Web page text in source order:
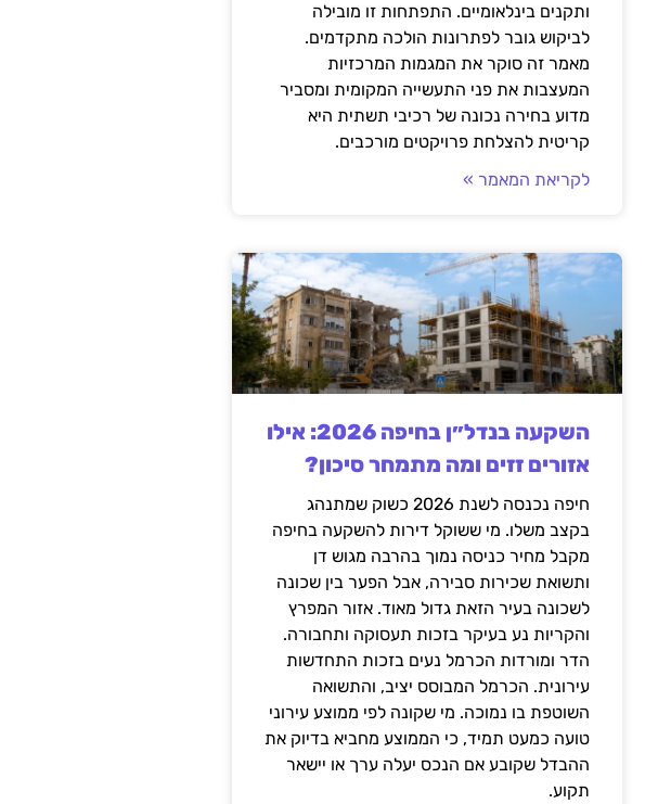
ותקנים בינלאומיים. התפתחות זו מובילה
לביקוש גובר לפתרונות הולכה מתקדמים.
מאמר זה סוקר את המגמות המרכזיות
המעצבות את פני התעשייה המקומית ומסביר
מדוע בחירה נכונה של רכיבי תשתית היא
קריטית להצלחת פרויקטים מורכבים.
לקריאת המאמר »
השקעה בנדל״ן בחיפה 2026: אילו
אזורים זזים ומה מתמחר סיכון?
חיפה נכנסה לשנת 2026 כשוק שמתנהג
בקצב משלו. מי ששוקל דירות להשקעה בחיפה
מקבל מחיר כניסה נמוך בהרבה מגוש דן
ותשואת שכירות סבירה, אבל הפער בין שכונה
לשכונה בעיר הזאת גדול מאוד. אזור המפרץ
והקריות נע בעיקר בזכות תעסוקה ותחבורה.
הדר ומורדות הכרמל נעים בזכות התחדשות
עירונית. הכרמל המבוסס יציב, והתשואה
השוטפת בו נמוכה. מי שקונה לפי ממוצע עירוני
טועה כמעט תמיד, כי הממוצע מחביא בדיוק את
ההבדל שקובע אם הנכס יעלה ערך או יישאר
תקוע.